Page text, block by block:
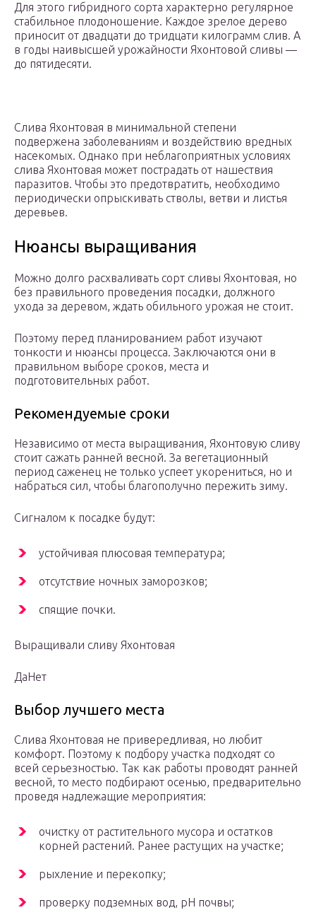
Для этого гибридного сорта характерно регулярное
стабильное плодоношение. Каждое зрелое дерево
приносит от двадцати до тридцати килограмм слив. А
в годы наивысшей урожайности Яхонтовой сливы —
до пятидесяти.
Слива Яхонтовая в минимальной степени
подвержена заболеваниям и воздействию вредных
насекомых. Однако при неблагоприятных условиях
слива Яхонтовая может пострадать от нашествия
паразитов. Чтобы это предотвратить, необходимо
периодически опрыскивать стволы, ветви и листья
деревьев.
Нюансы выращивания
Можно долго расхваливать сорт сливы Яхонтовая, но
без правильного проведения посадки, должного
ухода за деревом, ждать обильного урожая не стоит.
Поэтому перед планированием работ изучают
тонкости и нюансы процесса. Заключаются они в
правильном выборе сроков, места и
подготовительных работ.
Рекомендуемые сроки
Независимо от места выращивания, Яхонтовую сливу
стоит сажать ранней весной. За вегетационный
период саженец не только успеет укорениться, но и
набраться сил, чтобы благополучно пережить зиму.
Сигналом к посадке будут:
устойчивая плюсовая температура;
отсутствие ночных заморозков;
спящие почки.
Выращивали сливу Яхонтовая
ДаНет
Выбор лучшего места
Слива Яхонтовая не привередливая, но любит
комфорт. Поэтому к подбору участка подходят со
всей серьезностью. Так как работы проводят ранней
весной, то место подбирают осенью, предварительно
проведя надлежащие мероприятия:
очистку от растительного мусора и остатков
корней растений. Ранее растущих на участке;
рыхление и перекопку;
проверку подземных вод, рН почвы;